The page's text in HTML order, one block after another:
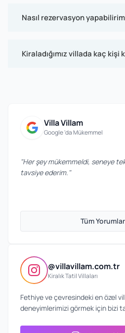
Nasıl rezervasyon
Kiraladığımız villada kaç
Villa Villam
Google 'da Mükemmel
"Her şey mükemmeldi, seneye
tavsiye ederim. "
Tüm
@villavillam.com.tr
Kiralık Tatil Villaları
Fethiye ve çevresindeki en özel
deneyimlerimizi görmek için bizi